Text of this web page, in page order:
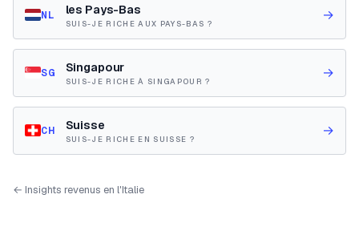
NL les Pays-Bas
SUIS-JE RICHE AUX PAYS-BAS ? →
SG Singapour
SUIS-JE RICHE À SINGAPOUR ? →
CH Suisse
SUIS-JE RICHE EN SUISSE ? →
← Insights revenus en l'Italie